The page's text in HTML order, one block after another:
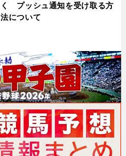
く プッシュ通知を受け取る方
法について